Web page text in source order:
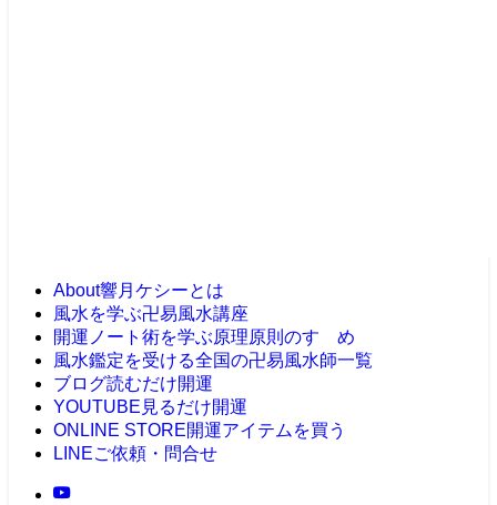
About響月ケシーとは
風水を学ぶ卍易風水講座
開運ノート術を学ぶ原理原則のすゝめ
風水鑑定を受ける全国の卍易風水師一覧
ブログ読むだけ開運
YOUTUBE 見るだけ開運
ONLINE STORE開運アイテムを買う
LINEご依頼・問合せ